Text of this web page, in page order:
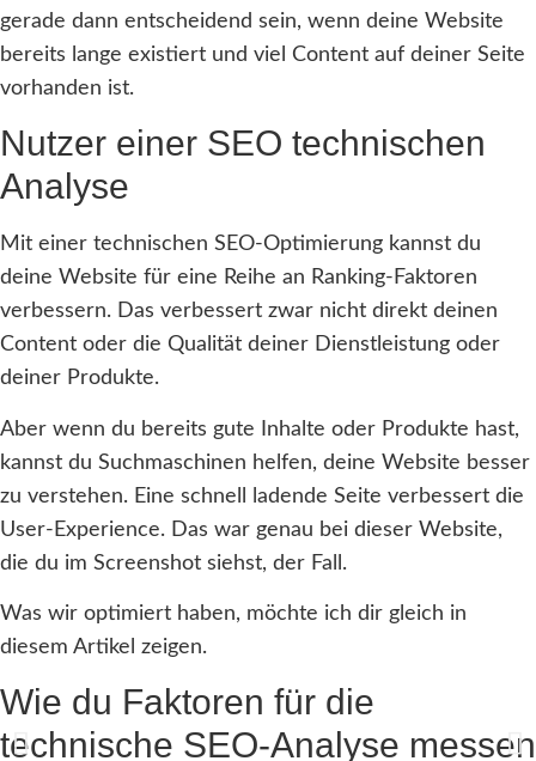
gerade dann entscheidend sein, wenn deine Website
bereits lange existiert und viel Content auf deiner Seite
vorhanden ist.
Nutzer einer SEO technischen
Analyse
Mit einer technischen SEO-Optimierung kannst du
deine Website für eine Reihe an Ranking-Faktoren
verbessern. Das verbessert zwar nicht direkt deinen
Content oder die Qualität deiner Dienstleistung oder
deiner Produkte.
Aber wenn du bereits gute Inhalte oder Produkte hast,
kannst du Suchmaschinen helfen, deine Website besser
zu verstehen. Eine schnell ladende Seite verbessert die
User-Experience. Das war genau bei dieser Website,
die du im Screenshot siehst, der Fall.
Was wir optimiert haben, möchte ich dir gleich in
diesem Artikel zeigen.
Wie du Faktoren für die
technische SEO-Analyse messen